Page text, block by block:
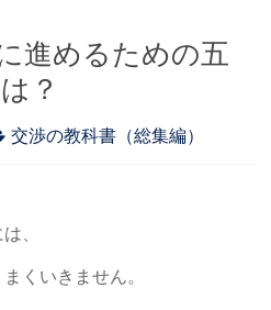
進めるための五
？
交渉の教科書（総集編）
、
くいきません。